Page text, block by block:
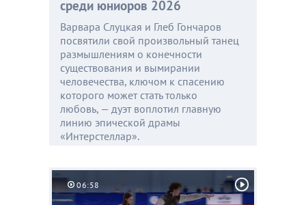
среди юниоров 2026
Варвара Слуцкая и Глеб Гончаров
посвятили свой произвольный танец
размышлениям о конечности
существования и вымирании
человечества, ключом к спасению
которого может стать только
любовь, — дуэт воплотил главную
линию эпической драмы
«Интерстеллар».
06:58